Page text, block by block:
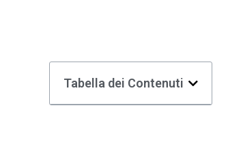
Tabella dei Contenuti